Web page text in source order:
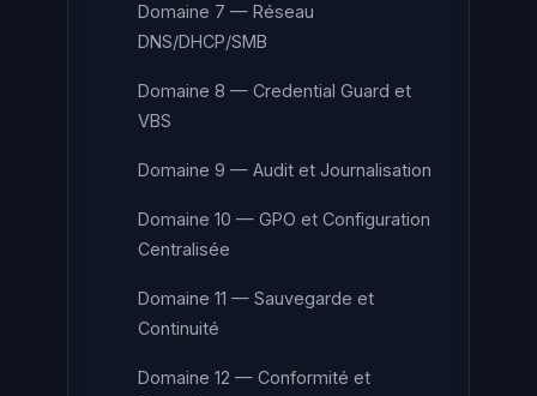
Domaine 7 — Réseau
DNS/DHCP/SMB
Domaine 8 — Credential Guard et
VBS
Domaine 9 — Audit et Journalisation
Domaine 10 — GPO et Configuration
Centralisée
Domaine 11 — Sauvegarde et
Continuité
Domaine 12 — Conformité et